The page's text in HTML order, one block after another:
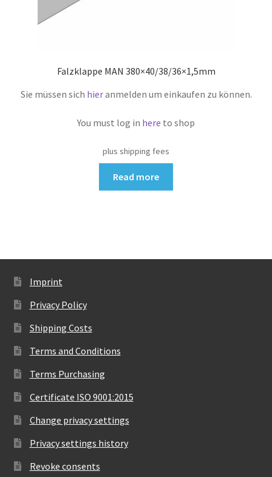
Falzklappe MAN 380×40/38/36×1,5mm
Sie müssen sich hieranmelden um einkaufen zu können.
You must log in here to shop
plus shipping fees
Read more
Imprint
Privacy Policy
Shipping Costs
Terms and Conditions
Terms Purchasing
Certificate ISO 9001:2015
Change privacy settings
Privacy settings history
Revoke consents